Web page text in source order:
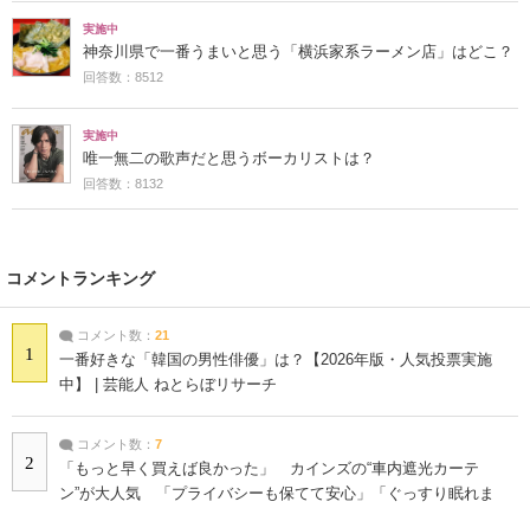
実施中
神奈川県で一番うまいと思う「横浜家系ラーメン店」はどこ？
回答数：8512
実施中
唯一無二の歌声だと思うボーカリストは？
回答数：8132
コメントランキング
1
コメント数： 21
一番好きな「韓国の男性俳優」は？【2026年版・人気投票実施
中】 | 芸能人 ねとらぼリサーチ
2
コメント数： 7
「もっと早く買えば良かった」 カインズの“車内遮光カーテ
ン”が大人気 「プライバシーも保てて安心」「ぐっすり眠れま